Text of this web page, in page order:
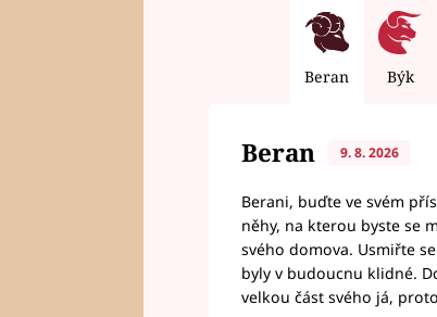
Beran Býk
Beran 9. 8. 2026
Berani, buďte ve svém
něhy, na kterou byste se
svého domova. Usmiřte
byly v budoucnu klidné.
velkou část svého já,